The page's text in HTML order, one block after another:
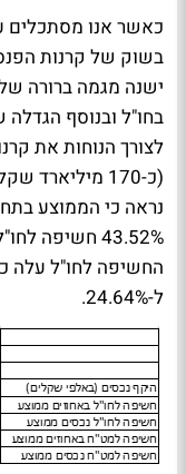
כאשר אנו מסתכלים
בשוק של קרנות
ישנה מגמה ברורה
בחו"ל ובנוסף
לצורך הנוחות את
ל-24.64%.